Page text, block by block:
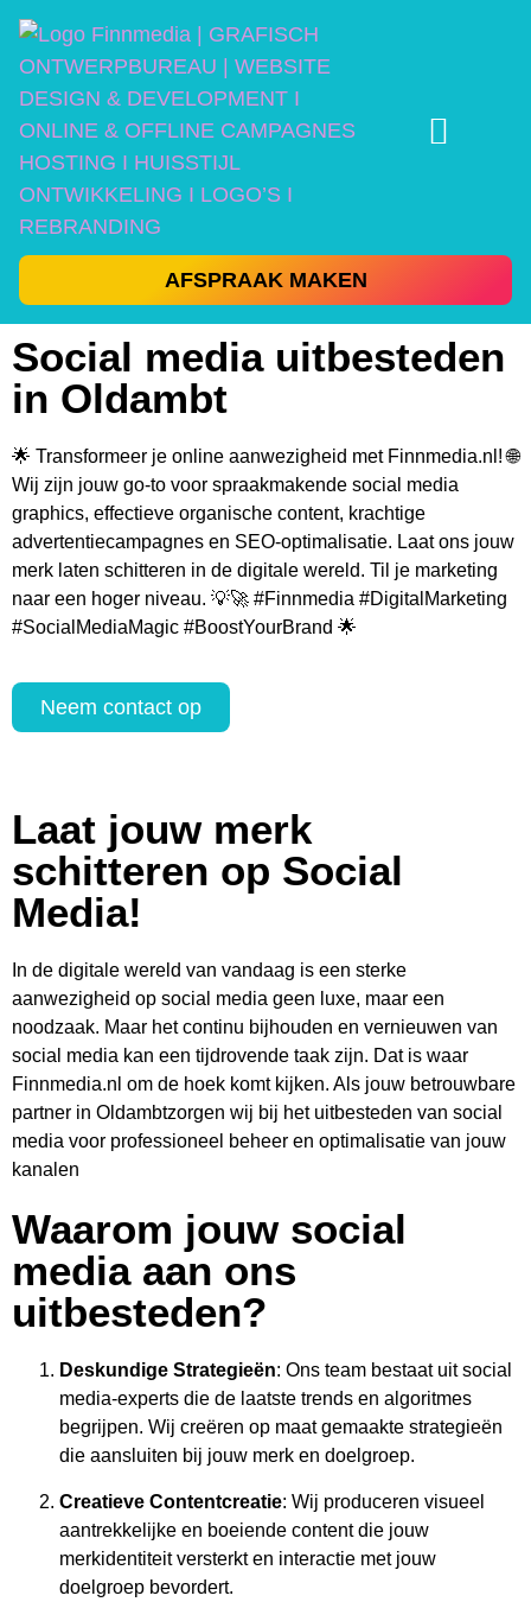
AFSPRAAK MAKEN
Social media uitbesteden
in Oldambt
🌟 Transformeer je online aanwezigheid met Finnmedia.nl! 🌐
Wij zijn jouw go-to voor spraakmakende social media
graphics, effectieve organische content, krachtige
advertentiecampagnes en SEO-optimalisatie. Laat ons jouw
merk laten schitteren in de digitale wereld. Til je marketing
naar een hoger niveau. 💡🚀 #Finnmedia #DigitalMarketing
#SocialMediaMagic #BoostYourBrand 🌟
Neem contact op
Laat jouw merk
schitteren op Social
Media!
In de digitale wereld van vandaag is een sterke
aanwezigheid op social media geen luxe, maar een
noodzaak. Maar het continu bijhouden en vernieuwen van
social media kan een tijdrovende taak zijn. Dat is waar
Finnmedia.nl om de hoek komt kijken. Als jouw betrouwbare
partner in Oldambtzorgen wij bij het uitbesteden van social
media voor professioneel beheer en optimalisatie van jouw
kanalen
Waarom jouw social
media aan ons
uitbesteden?
Deskundige Strategieën: Ons team bestaat uit social
media-experts die de laatste trends en algoritmes
begrijpen. Wij creëren op maat gemaakte strategieën
die aansluiten bij jouw merk en doelgroep.
Creatieve Contentcreatie: Wij produceren visueel
aantrekkelijke en boeiende content die jouw
merkidentiteit versterkt en interactie met jouw
doelgroep bevordert.